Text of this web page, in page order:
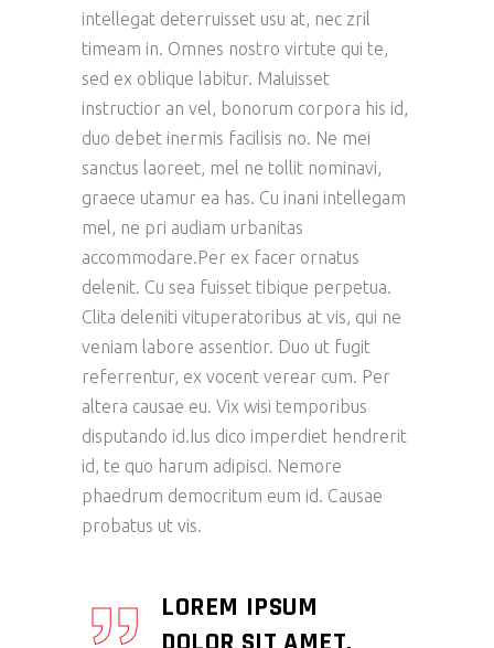
intellegat deterruisset usu at, nec zril
timeam in. Omnes nostro virtute qui te,
sed ex oblique labitur. Maluisset
instructior an vel, bonorum corpora his id,
duo debet inermis facilisis no. Ne mei
sanctus laoreet, mel ne tollit nominavi,
graece utamur ea has. Cu inani intellegam
mel, ne pri audiam urbanitas
accommodare.Per ex facer ornatus
delenit. Cu sea fuisset tibique perpetua.
Clita deleniti vituperatoribus at vis, qui ne
veniam labore assentior. Duo ut fugit
referrentur, ex vocent verear cum. Per
altera causae eu. Vix wisi temporibus
disputando id.Ius dico imperdiet hendrerit
id, te quo harum adipisci. Nemore
phaedrum democritum eum id. Causae
probatus ut vis.
LOREM IPSUM